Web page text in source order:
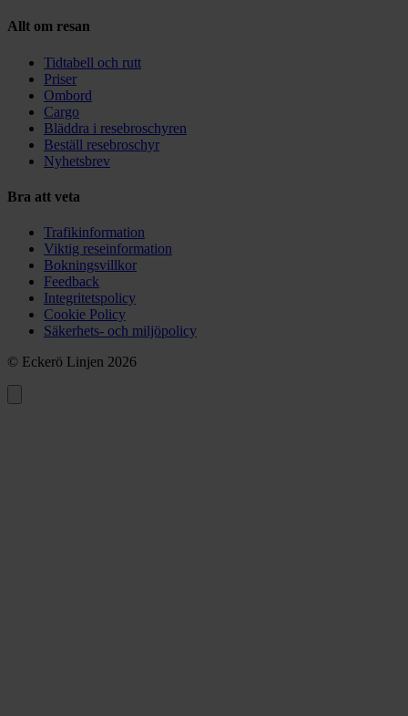
Allt om resan
Tidtabell och rutt
Priser
Ombord
Cargo
Bläddra i resebroschyren
Beställ resebroschyr
Nyhetsbrev
Bra att veta
Trafikinformation
Viktig reseinformation
Bokningsvillkor
Feedback
Integritetspolicy
Cookie Policy
Säkerhets- och miljöpolicy
© Eckerö Linjen 2026